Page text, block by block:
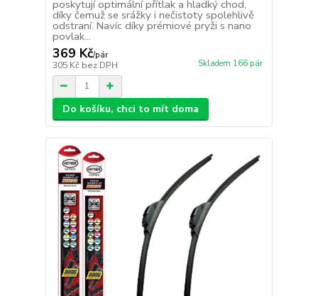
poskytují optimální přítlak a hladký chod,
díky čemuž se srážky i nečistoty spolehlivě
odstraní. Navíc díky prémiové pryži s nano
povlak...
369 Kč/pár
305 Kč bez DPH Skladem 166 pár
Do košíku, chci to mít doma